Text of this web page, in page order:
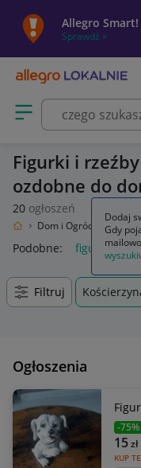
Allegro Smart!
Sprawdź »
Otwórz menu z
Figurki i
ozdobne do
20 ogłoszeń
Dom i Ogród
Podobne: figurki i
Filtruj
Ogłoszenia
-75%
KUP
15zł
Dodaj
Gdy